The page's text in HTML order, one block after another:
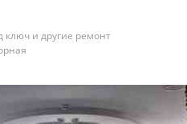
ключ и другие ремонт